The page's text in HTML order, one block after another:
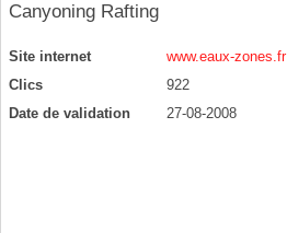
Canyoning Rafting
Site internet
www.eaux-zones.fr
Clics
922
Date de validation
27-08-2008